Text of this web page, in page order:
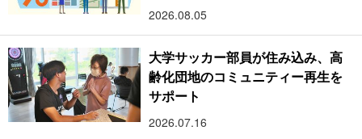
2026.08.05
大学サッカー部員が住み込み、高
齢化団地のコミュニティー再生を
サポート
2026.07.16